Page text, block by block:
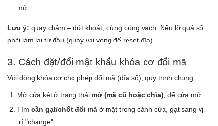
mở.
Lưu ý: quay chậm – dứt khoát, dừng đúng vạch. Nếu lỡ quá số
phải làm lại từ đầu (quay vài vòng để reset đĩa).
3. Cách đặt/đổi mật khẩu khóa cơ đổi mã
Với dòng khóa cơ cho phép đổi mã (đĩa số), quy trình chung:
Mở cửa két ở trạng thái mở (mã cũ hoặc chìa) , để cửa mở.
Tìm cần gạt/chốt đổi mã ở mặt trong cánh cửa, gạt sang vị
trí "change".